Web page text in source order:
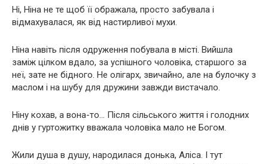
Ні, Ніна не те щоб її ображала, просто забувала і
відмахувалася, як від настирливої мухи.
Ніна навіть після одруження побувала в місті. Вийшла
заміж цілком вдало, за успішного чоловіка, старшого за
неї, зате не бідного. Не олігарх, звичайно, але на булочку з
маслом і на шубу для дружини завжди вистачало.
Ніну кохав, а вона-то… Після сільського життя і голодних
днів у гуртожитку вважала чоловіка мало не Богом.
Жили душа в душу, народилася донька, Аліса. І тут